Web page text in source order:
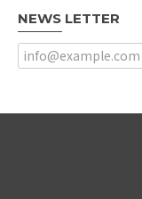
NEWS LETTER